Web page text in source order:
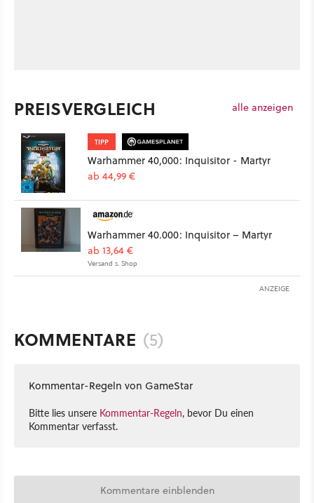
PREISVERGLEICH alle anzeigen
TIPP
Warhammer 40,000: Inquisitor - Martyr
ab 44,99 €
Warhammer 40.000: Inquisitor – Martyr
ab 13,64 €
Versand s. Shop
ANZEIGE
KOMMENTARE (5)
Kommentar-Regeln von GameStar
Bitte lies unsere Kommentar-Regeln, bevor Du einen
Kommentar verfasst.
Kommentare einblenden